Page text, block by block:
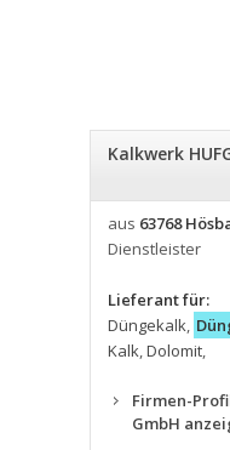
Kalkwerk
aus 63768
Dienstleister
Lieferant für:
Düngekalk,
Kalk,Dolomit,
Firmen-
GmbH